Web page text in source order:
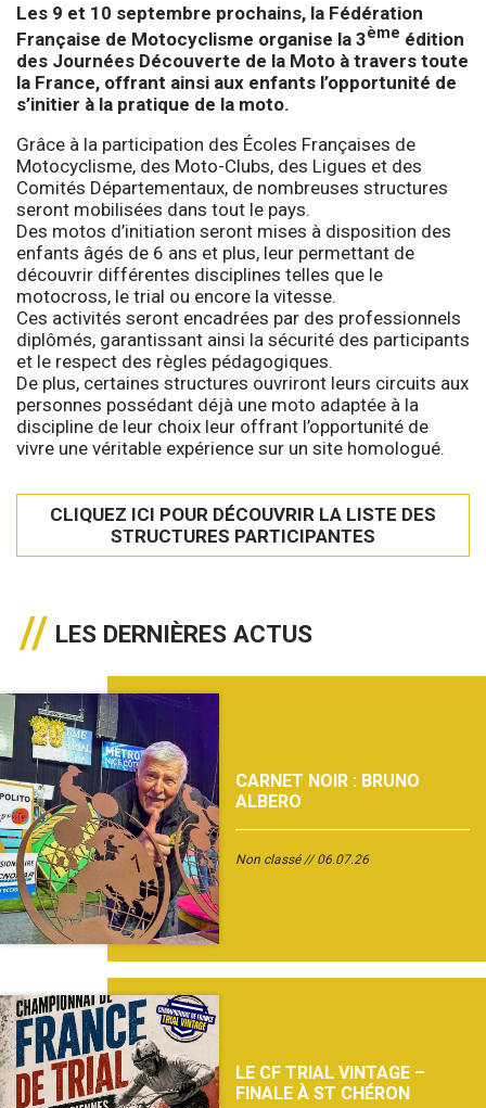
Les 9 et 10 septembre prochains, la Fédération
Française de Motocyclisme organise la 3ème édition
des Journées Découverte de la Moto à travers toute
la France, offrant ainsi aux enfants l’opportunité de
s’initier à la pratique de la moto.
Grâce à la participation des Écoles Françaises de
Motocyclisme, des Moto-Clubs, des Ligues et des
Comités Départementaux, de nombreuses structures
seront mobilisées dans tout le pays.
Des motos d’initiation seront mises à disposition des
enfants âgés de 6 ans et plus, leur permettant de
découvrir différentes disciplines telles que le
motocross, le trial ou encore la vitesse.
Ces activités seront encadrées par des professionnels
diplômés, garantissant ainsi la sécurité des participants
et le respect des règles pédagogiques.
De plus, certaines structures ouvriront leurs circuits aux
personnes possédant déjà une moto adaptée à la
discipline de leur choix leur offrant l’opportunité de
vivre une véritable expérience sur un site homologué.
CLIQUEZ ICI POUR DÉCOUVRIR LA LISTE DES
STRUCTURES PARTICIPANTES
LES DERNIÈRES ACTUS
CARNET NOIR : BRUNO
ALBERO
Non classé 06.07.26
LE CF TRIAL VINTAGE –
FINALE À ST CHÉRON